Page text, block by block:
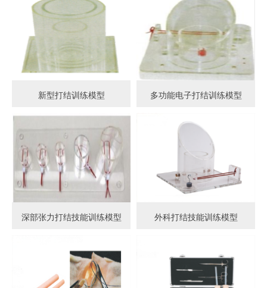
新型打结训练模型 多功能电子打结训练模型
深部张力打结技能训练模型 外科打结技能训练模型